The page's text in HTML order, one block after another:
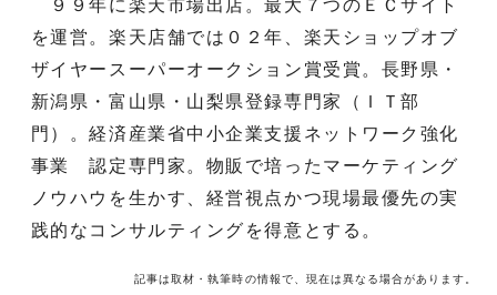
９９年に楽天市場出店。最大７つのＥＣサイト
を運営。楽天店舗では０２年、楽天ショップオブ
ザイヤースーパーオークション賞受賞。長野県・
新潟県・富山県・山梨県登録専門家（ＩＴ部
門）。経済産業省中小企業支援ネットワーク強化
事業 認定専門家。物販で培ったマーケティング
ノウハウを生かす、経営視点かつ現場最優先の実
践的なコンサルティングを得意とする。
記事は取材・執筆時の情報で、現在は異なる場合があります。